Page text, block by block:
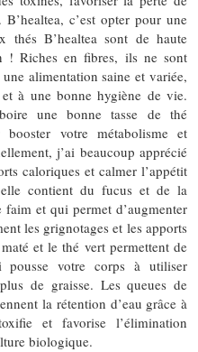
c’est opter pour une
B’healtea sont de haute
! Riches en fibres, ils ne sont
alimentation saine et variée,
à une bonne hygiène de vie.
une bonne tasse de thé
votre métabolisme et
j’ai beaucoup apprécié
caloriques et calmer l’appétit
elle contient du fucus et de la
et qui permet d’augmenter
les grignotages et les apports
et le thé vert permettent de
pousse votre corps à utiliser
de graisse. Les queues de
la rétention d’eau grâce à
et favorise l’élimination
biologique.